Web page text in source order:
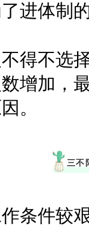
进体制
不选择
增加，
。
三不
件较艰